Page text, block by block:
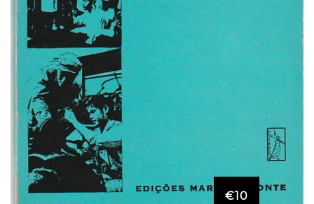
€10